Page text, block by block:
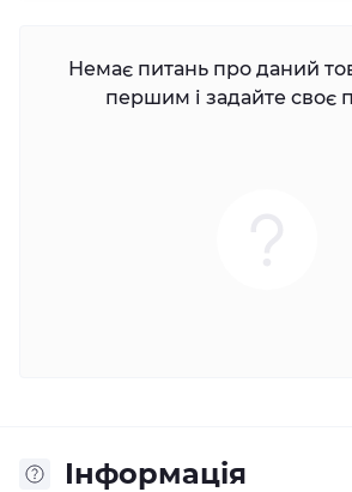
Немає питань про даний
першим і задайте своє
Iнформація